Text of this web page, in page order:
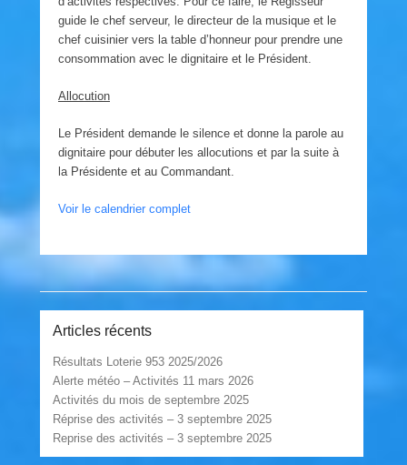
guide le chef serveur, le directeur de la musique et le
chef cuisinier vers la table d’honneur pour prendre une
consommation avec le dignitaire et le Président.
Allocution
Le Président demande le silence et donne la parole au
dignitaire pour débuter les allocutions et par la suite à
la Présidente et au Commandant.
Voir le calendrier complet
Post navigation
Articles récents
Résultats Loterie 953 2025/2026
Alerte météo – Activités 11 mars 2026
Activités du mois de septembre 2025
Réprise des activités – 3 septembre 2025
Reprise des activités – 3 septembre 2025